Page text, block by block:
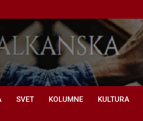
SVET KOLUMNE KULTURA